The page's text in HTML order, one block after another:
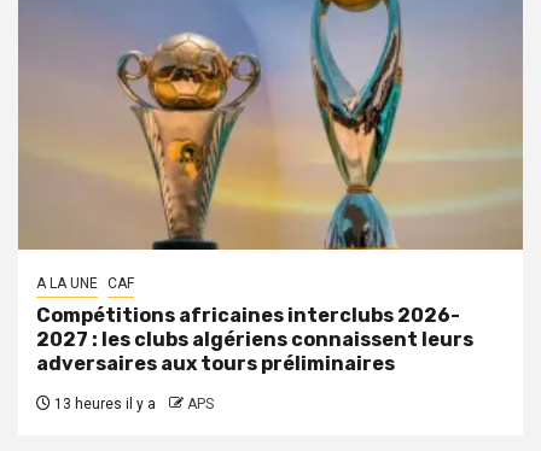
A LA UNE CAF
Compétitions africaines interclubs 2026-
2027 : les clubs algériens connaissent leurs
adversaires aux tours préliminaires
13 heures il y a APS